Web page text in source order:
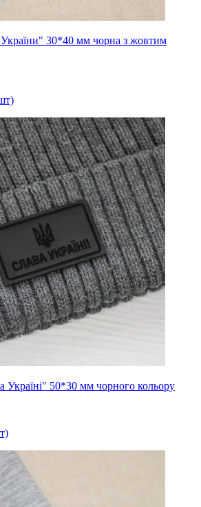
30*40 мм чорна з жовтим
50*30 мм чорного кольору